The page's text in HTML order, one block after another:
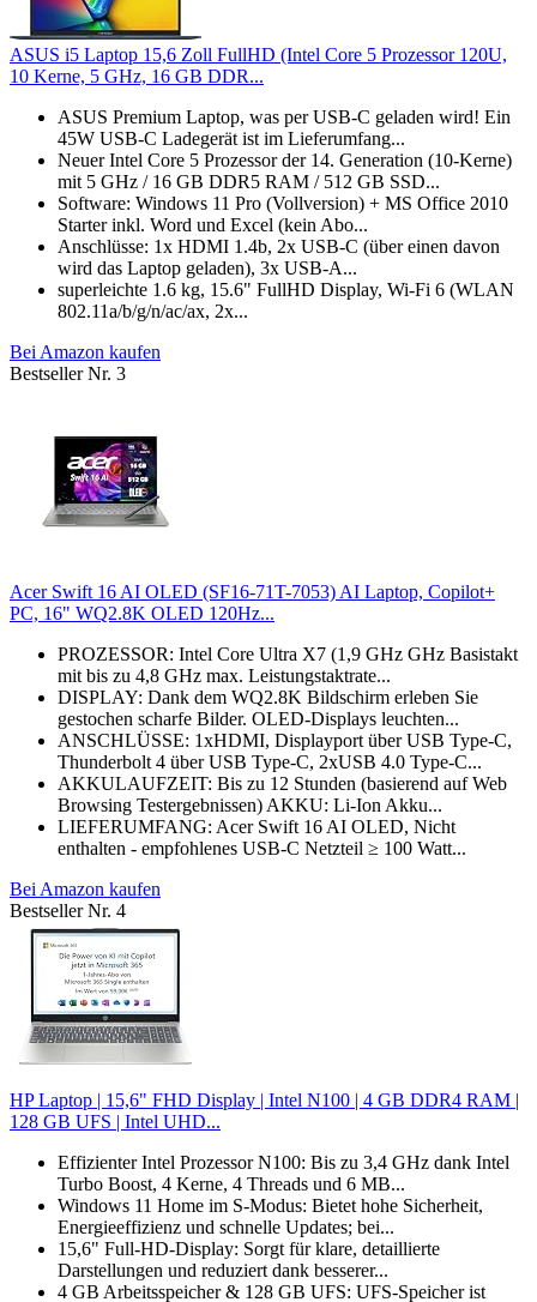
ASUS i5 Laptop 15,6 Zoll FullHD (Intel Core 5 Prozessor 120U,
10 Kerne, 5 GHz, 16 GB DDR...
ASUS Premium Laptop, was per USB-C geladen wird! Ein
45W USB-C Ladegerät ist im Lieferumfang...
Neuer Intel Core 5 Prozessor der 14. Generation (10-Kerne)
mit 5 GHz / 16 GB DDR5 RAM / 512 GB SSD...
Software: Windows 11 Pro (Vollversion) + MS Office 2010
Starter inkl. Word und Excel (kein Abo...
Anschlüsse: 1x HDMI 1.4b, 2x USB-C (über einen davon
wird das Laptop geladen), 3x USB-A...
superleichte 1.6 kg, 15.6" FullHD Display, Wi-Fi 6 (WLAN
802.11a/​b/​g/​n/​ac/​ax, 2x...
Bei Amazon kaufen
Bestseller Nr. 3
Acer Swift 16 AI OLED (SF16-71T-7053) AI Laptop, Copilot+
PC, 16" WQ2.8K OLED 120Hz...
PROZESSOR: Intel Core Ultra X7 (1,9 GHz GHz Basistakt
mit bis zu 4,8 GHz max. Leistungstaktrate...
DISPLAY: Dank dem WQ2.8K Bildschirm erleben Sie
gestochen scharfe Bilder. OLED-Displays leuchten...
ANSCHLÜSSE: 1xHDMI, Displayport über USB Type-C,
Thunderbolt 4 über USB Type-C, 2xUSB 4.0 Type-C...
AKKULAUFZEIT: Bis zu 12 Stunden (basierend auf Web
Browsing Testergebnissen) AKKU: Li-Ion Akku...
LIEFERUMFANG: Acer Swift 16 AI OLED, Nicht
enthalten - empfohlenes USB-C Netzteil ≥ 100 Watt...
Bei Amazon kaufen
Bestseller Nr. 4
HP Laptop | 15,6" FHD Display | Intel N100 | 4 GB DDR4 RAM |
128 GB UFS | Intel UHD...
Effizienter Intel Prozessor N100: Bis zu 3,4 GHz dank Intel
Turbo Boost, 4 Kerne, 4 Threads und 6 MB...
Windows 11 Home im S-Modus: Bietet hohe Sicherheit,
Energieeffizienz und schnelle Updates; bei...
15,6" Full-HD-Display: Sorgt für klare, detaillierte
Darstellungen und reduziert dank besserer...
4 GB Arbeitsspeicher & 128 GB UFS: UFS-Speicher ist